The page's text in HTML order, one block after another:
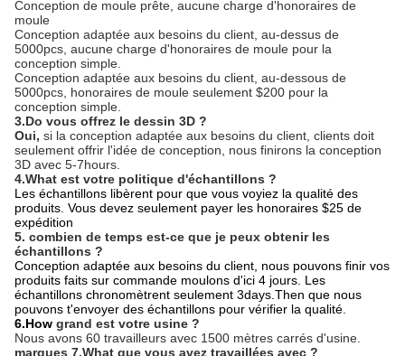
Conception de moule prête, aucune charge d'honoraires de
moule
Conception adaptée aux besoins du client, au-dessus de
5000pcs, aucune charge d'honoraires de moule pour la
conception simple.
Conception adaptée aux besoins du client, au-dessous de
5000pcs, honoraires de moule seulement $200 pour la
conception simple.
3.Do vous offrez le dessin 3D ?
Oui, si la conception adaptée aux besoins du client, clients doit
seulement offrir l'idée de conception, nous finirons la conception
3D avec 5-7hours.
4.What est votre politique d'échantillons ?
Les échantillons libèrent pour que vous voyiez la qualité des
produits. Vous devez seulement payer les honoraires $25 de
expédition
5. combien de temps est-ce que je peux obtenir les
échantillons ?
Conception adaptée aux besoins du client, nous pouvons finir vos
produits faits sur commande moulons d'ici 4 jours. Les
échantillons chronomètrent seulement 3days.Then que nous
pouvons t'envoyer des échantillons pour vérifier la qualité.
6.How grand est votre usine ?
Nous avons 60 travailleurs avec 1500 mètres carrés d'usine.
marques 7.What que vous avez travaillées avec ?